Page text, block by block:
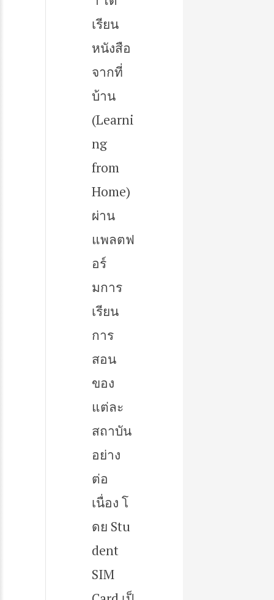
เรียน
หนังสือ
จากที่
บ้าน
(Learni
ng
from
Home)
ผ่าน
แพลตฟ
อร์
มการ
เรียน
การ
สอน
ของ
แต่ละ
สถาบัน
อย่าง
ต่อ
เนื่อง โ
ดย Stu
dent
SIM